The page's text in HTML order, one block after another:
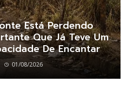
Está Perdendo
Que Já Teve Um
De Encantar
01/08/2026